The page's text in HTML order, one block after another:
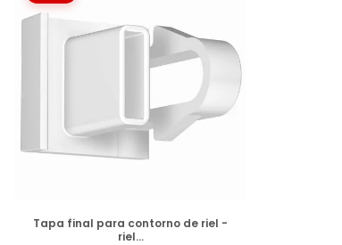
DISPONIBLE
Tapa final para contorno de riel -
riel...